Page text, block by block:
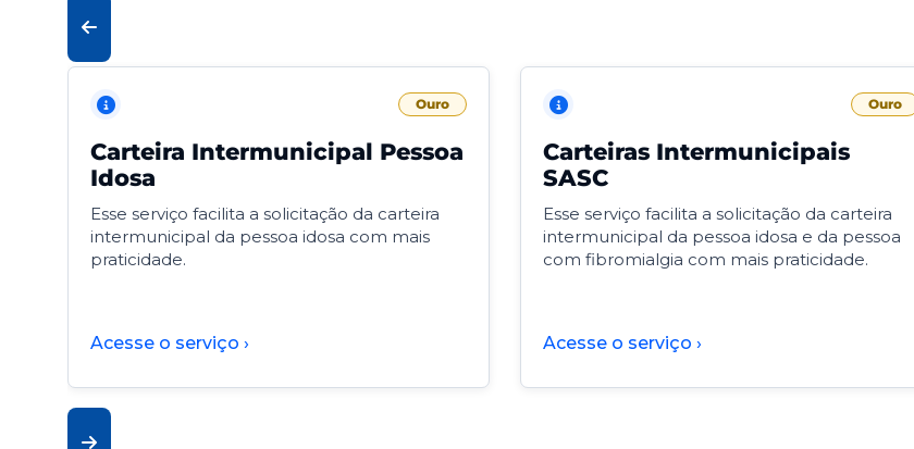
Ouro
Carteira Intermunicipal Pessoa
Idosa
Esse serviço facilita a solicitação da carteira
intermunicipal da pessoa idosa com mais
praticidade.
Acesse o serviço ›
Ouro
Carteiras Intermunicipais
SASC
Esse serviço facilita a solicitação da carteira
intermunicipal da pessoa idosa e da pessoa
com fibromialgia com mais praticidade.
Acesse o serviço ›